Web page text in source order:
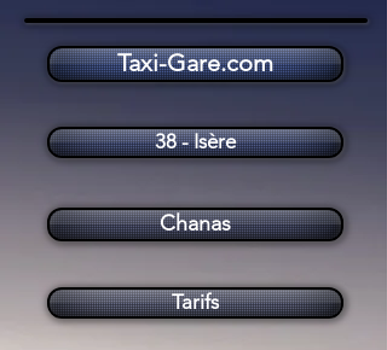
Tarifs
Taxi Chanas (38150)
Chanas
Taxi-Gare.com
38 - Isère